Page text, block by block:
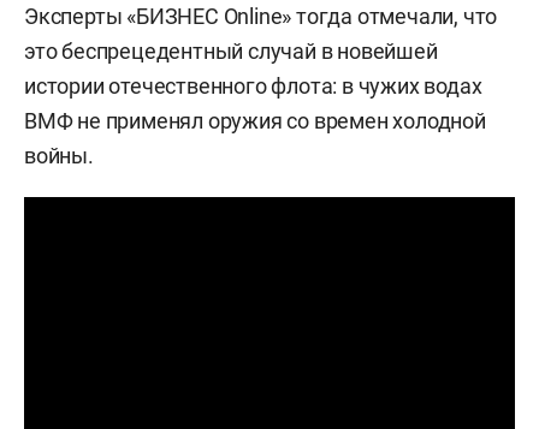
Эксперты «БИЗНЕС Online» тогда отмечали, что
это беспрецедентный случай в новейшей
истории отечественного флота: в чужих водах
ВМФ не применял оружия со времен холодной
войны.